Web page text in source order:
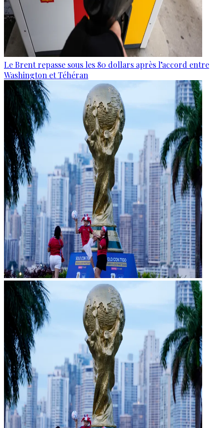
Le Brent repasse sous les 80 dollars après l’accord entre
Washington et Téhéran